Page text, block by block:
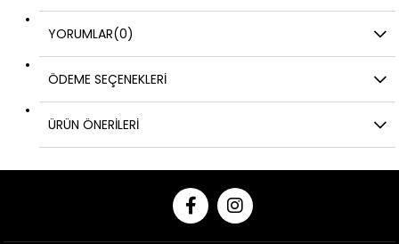
YORUMLAR(0)
ÖDEME SEÇENEKLERI
ÜRÜN ÖNERILERI